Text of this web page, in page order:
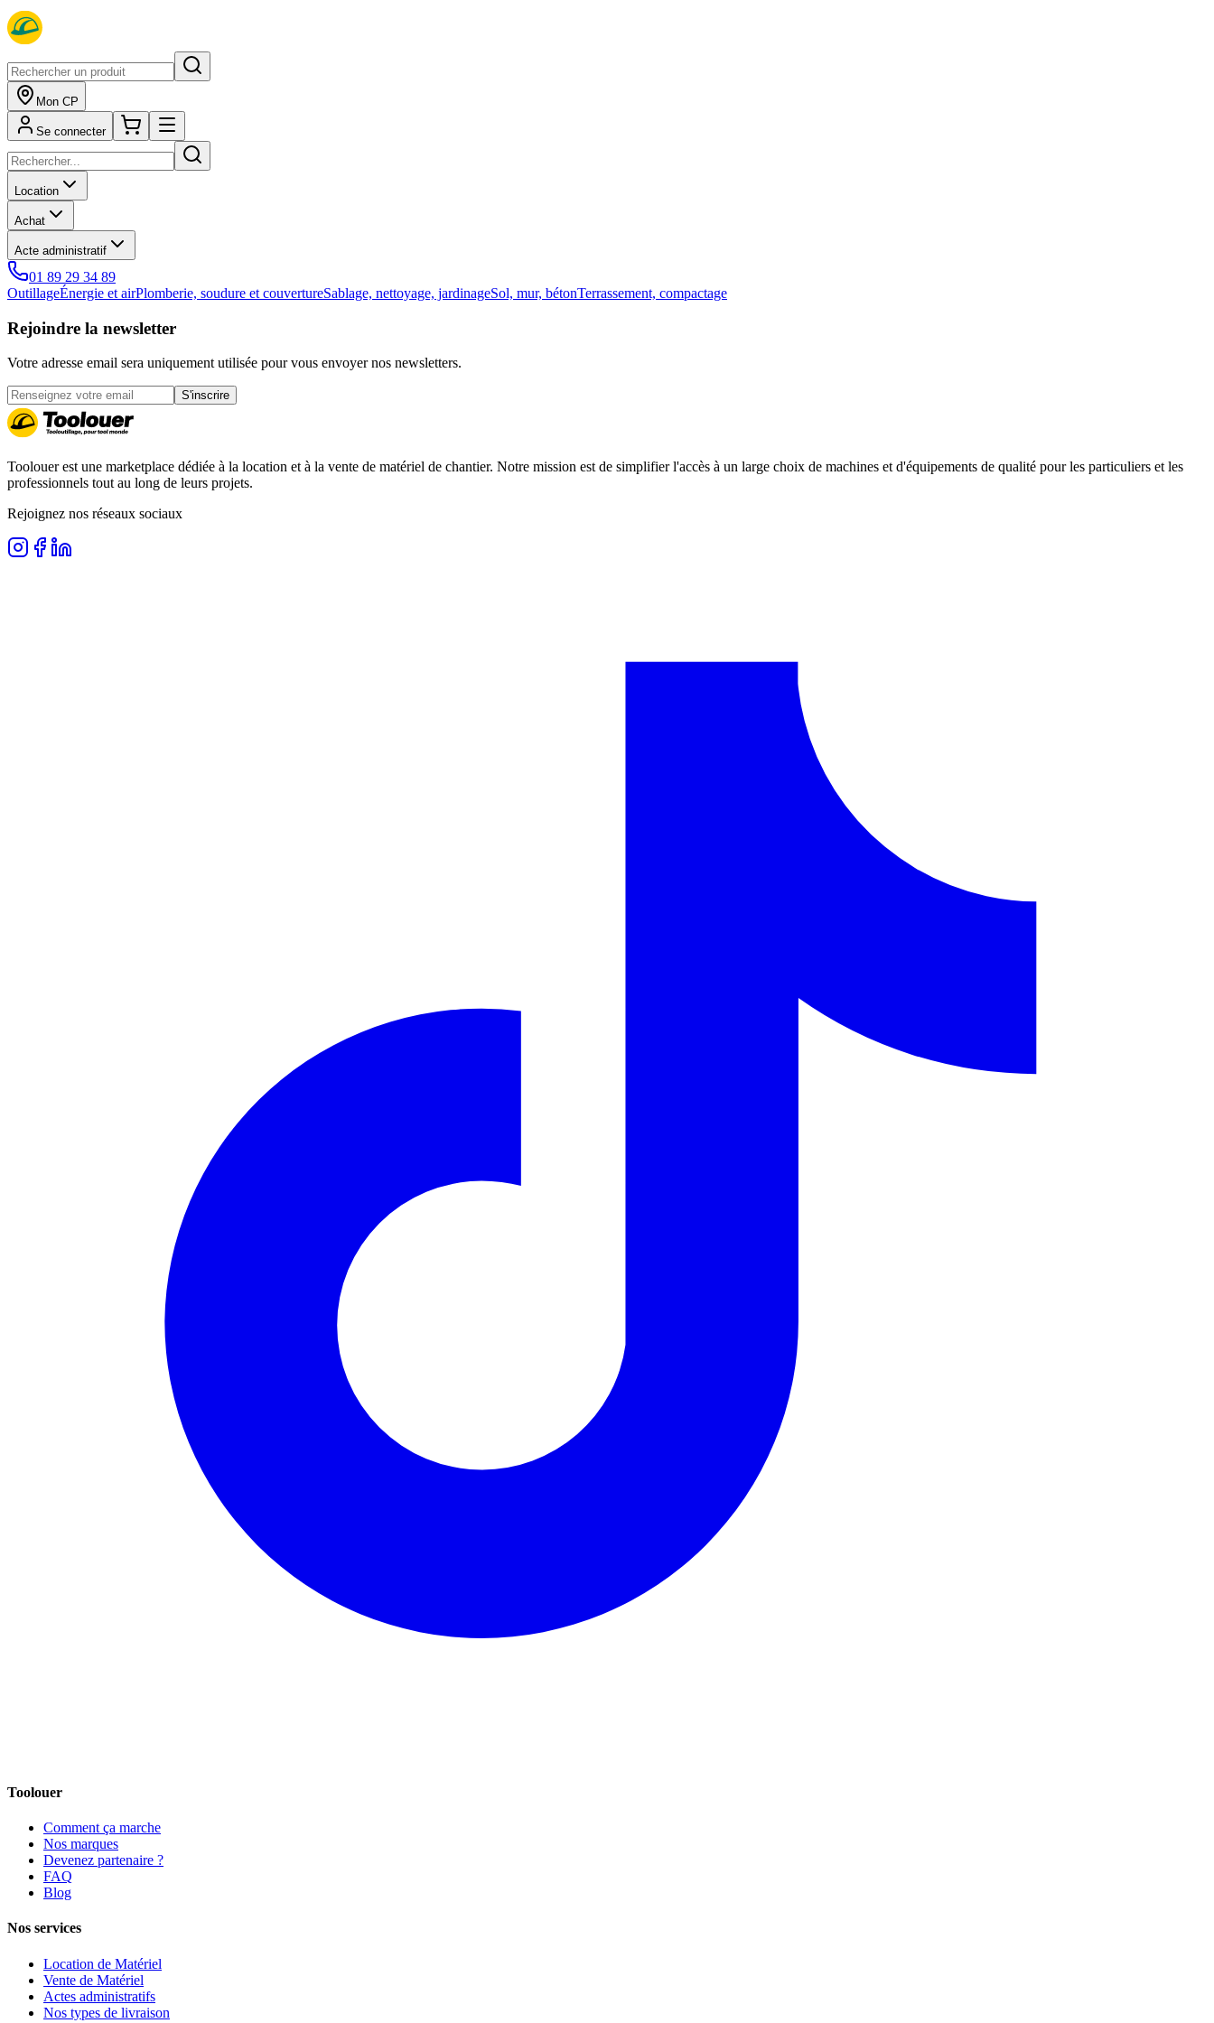
Mon CP
Se connecter
Location
Achat
Acte administratif
01 89 29 34 89
OutillageÉnergie et airPlomberie, soudure et couvertureSablage, nettoyage, jardinageSol, mur, bétonTerrassement, compactage
Rejoindre la newsletter
Votre adresse email sera uniquement utilisée pour vous envoyer nos newsletters.
S'inscrire
Toolouer est une marketplace dédiée à la location et à la vente de matériel de chantier. Notre mission est de simplifier l'accès à un large choix de machines et d'équipements de qualité pour les particuliers et les
professionnels tout au long de leurs projets.
Rejoignez nos réseaux sociaux
Toolouer
Comment ça marche
Nos marques
Devenez partenaire ?
FAQ
Blog
Nos services
Location de Matériel
Vente de Matériel
Actes administratifs
Nos types de livraison